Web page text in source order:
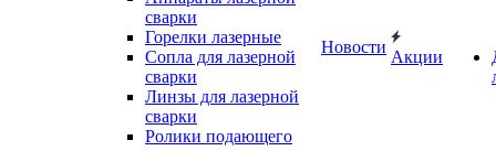
сварки
Горелки лазерные
Сопла для лазерной
сварки
Линзы для лазерной
сварки
Ролики подающего
Новости
Акции